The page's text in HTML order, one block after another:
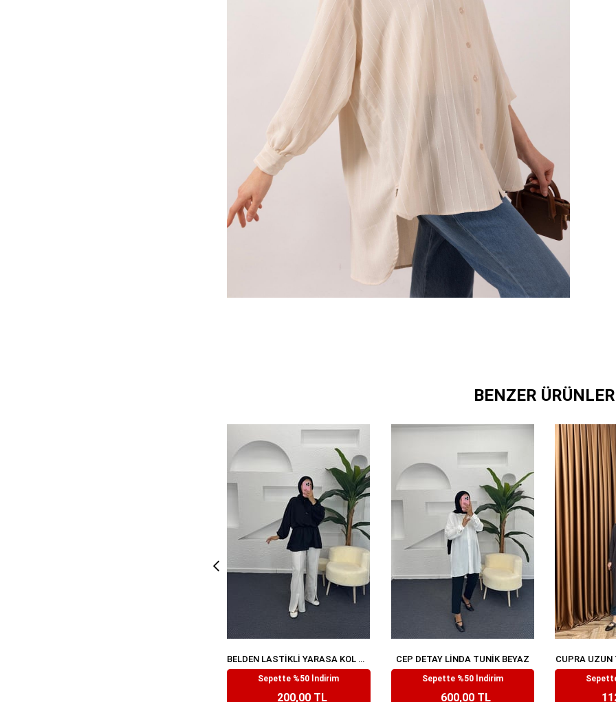
BENZER ÜRÜNLER
BELDEN LASTIKLI YARASA KOL TUNIK SIYAH
₺399,99
Sepette %50 İndirim
200,00 TL
CEP DETAY LINDA TUNIK BEYAZ
₺1.199,99
Sepette %50 İndirim
600,00 TL
CUPRA UZUN